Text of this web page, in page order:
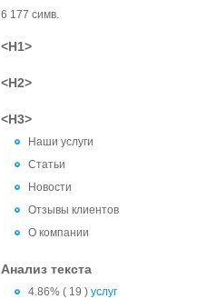
6 177 симв.
<H1>
<H2>
<H3>
Наши услуги
Статьи
Новости
Отзывы клиентов
О компании
Анализ текста
4.86% ( 19 ) услуг